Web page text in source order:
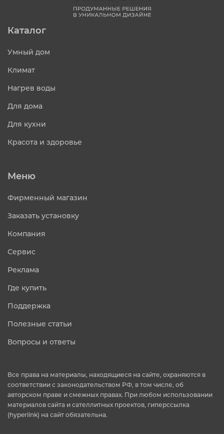
Каталог
Умный дом
Климат
Нагрев воды
Для дома
Для кухни
Красота и здоровье
Меню
Фирменный магазин
Заказать установку
Компания
Сервис
Реклама
Где купить
Поддержка
Полезные статьи
Вопросы и ответы
Все права на материалы, находящиеся на сайте, охраняются в
соответствии с законодательством РФ, в том числе, об
авторском праве и смежных правах. При любом использовании
материалов сайта и сателлитных проектов, гиперссылка
(hyperlink) на сайт обязательна.